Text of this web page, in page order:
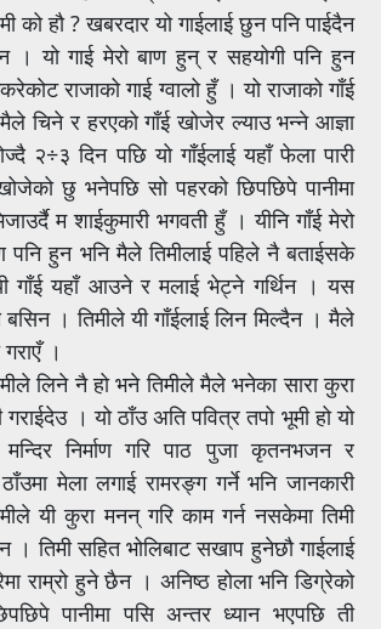
को हौ ? खबरदार यो गाईलाई छुन पनि पाईदैन
। यो गाई मेरो बाण हुन् र सहयोगी पनि हुन
राजाको गाई ग्वालो हुँ । यो राजाको गाँई
चिने र हरएको गाँई खोजेर ल्याउ भन्ने आज्ञा
२÷३ दिन पछि यो गाँईलाई यहाँ फेला पारी
छु भनेपछि सो पहरको छिपछिपे पानीमा
म शाईकुमारी भगवती हुँ । यीनि गाँई मेरो
पनि हुन भनि मैले तिमीलाई पहिले नै बताईसके
गाँई यहाँ आउने र मलाई भेट्ने गर्थिन । यस
बसिन । तिमीले यी गाँईलाई लिन मिल्दैन । मैले
।
लिने नै हो भने तिमीले मैले भनेका सारा कुरा
गराईदेउ । यो ठाँउ अति पवित्र तपो भूमी हो यो
मन्दिर निर्माण गरि पाठ पुजा कृतनभजन र
मेला लगाई रामरङ्ग गर्ने भनि जानकारी
यी कुरा मनन् गरि काम गर्न नसकेमा तिमी
तिमी सहित भोलिबाट सखाप हुनेछौ गाईलाई
राम्रो हुने छैन । अनिष्ठ होला भनि डिग्रेको
पानीमा पसि अन्तर ध्यान भएपछि ती